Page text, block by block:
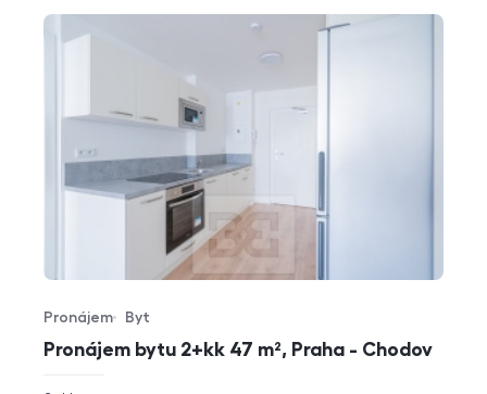
Pronájem bytu 2+kk 47 m², Praha - Chodov
Typ nabídky
Pronájem
Typ nemovitosti
Byt